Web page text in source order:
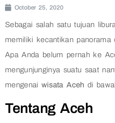
October 25, 2020
Sebagai salah satu tujuan
memiliki kecantikan panorama
Apa Anda belum pernah ke
mengunjunginya suatu saat
mengenai wisata Aceh di
Tentang Aceh